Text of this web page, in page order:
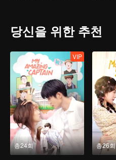
당신을 위한 추천
총24회
VIP
총26회